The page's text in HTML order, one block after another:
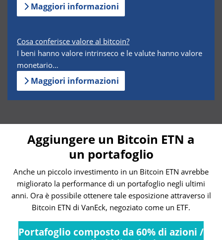
Maggiori informazioni
Cosa conferisce valore al bitcoin?
I beni hanno valore intrinseco e le valute hanno valore
monetario…
Maggiori informazioni
Aggiungere un Bitcoin ETN a
un portafoglio
Anche un piccolo investimento in un Bitcoin ETN avrebbe
migliorato la performance di un portafoglio negli ultimi
anni. Ora è possibile ottenere tale esposizione attraverso il
Bitcoin ETN di VanEck, negoziato come un ETF.
Portafoglio composto da 60% di azioni /